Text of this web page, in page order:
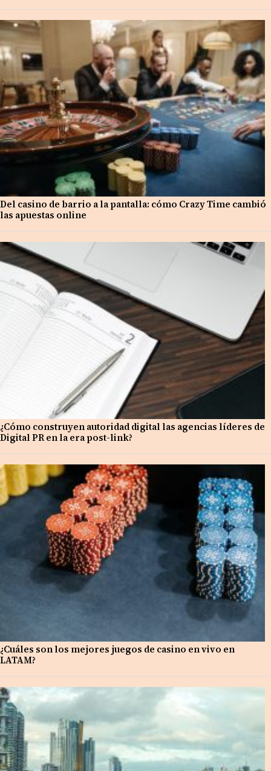
Del casino de barrio a la pantalla: cómo Crazy Time cambió
las apuestas online
¿Cómo construyen autoridad digital las agencias líderes de
Digital PR en la era post-link?
¿Cuáles son los mejores juegos de casino en vivo en
LATAM?